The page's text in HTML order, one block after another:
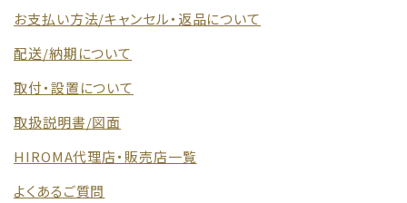
お支払い方法/キャンセル・返品について
配送/納期について
取付・設置について
取扱説明書/図面
HIROMA代理店・販売店⼀覧
よくあるご質問